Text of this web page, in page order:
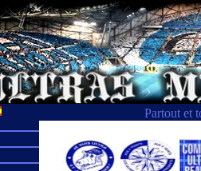
Partout et